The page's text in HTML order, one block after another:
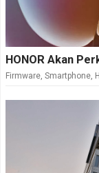
HONOR Akan
Firmware, Smartphone,